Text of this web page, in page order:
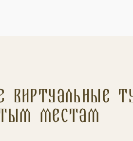
Виртуальные
местам